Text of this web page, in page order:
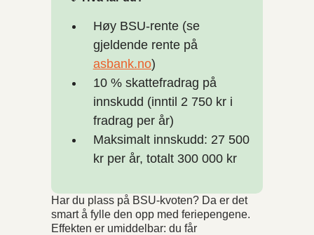
Høy BSU-rente (se
gjeldende rente på
asbank.no)
10 % skattefradrag på
innskudd (inntil 2 750 kr i
fradrag per år)
Maksimalt innskudd: 27 500
kr per år, totalt 300 000 kr
Har du plass på BSU-kvoten? Da er det
smart å fylle den opp med feriepengene.
Effekten er umiddelbar: du får